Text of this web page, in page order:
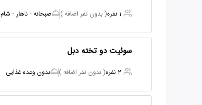
1 نفره ( بدون نفر اضافه ) صبحانه - ناهار - شام
سوئیت دو تخته دبل
2 نفره ( بدون نفر اضافه ) بدون وعده غذایی